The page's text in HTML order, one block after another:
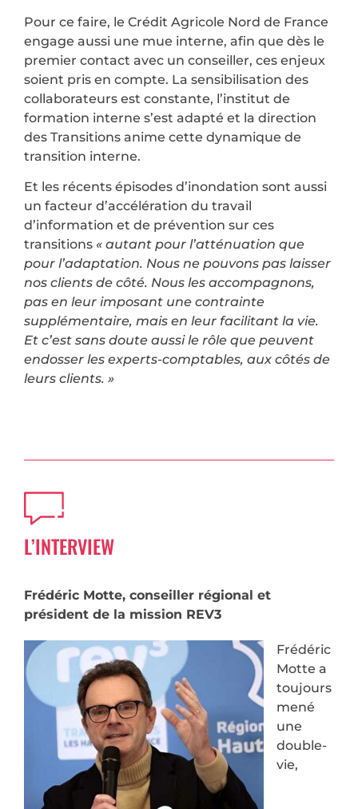
Pour ce faire, le Crédit Agricole Nord de France
engage aussi une mue interne, afin que dès le
premier contact avec un conseiller, ces enjeux
soient pris en compte. La sensibilisation des
collaborateurs est constante, l’institut de
formation interne s’est adapté et la direction
des Transitions anime cette dynamique de
transition interne.
Et les récents épisodes d’inondation sont aussi
un facteur d’accélération du travail
d’information et de prévention sur ces
transitions « autant pour l’atténuation que
pour l’adaptation. Nous ne pouvons pas laisser
nos clients de côté. Nous les accompagnons,
pas en leur imposant une contrainte
supplémentaire, mais en leur facilitant la vie.
Et c’est sans doute aussi le rôle que peuvent
endosser les experts-comptables, aux côtés de
leurs clients. »
L’INTERVIEW
Frédéric Motte, conseiller régional et
président de la mission REV3
Frédéric
Motte a
toujours
mené
une
double-
vie,